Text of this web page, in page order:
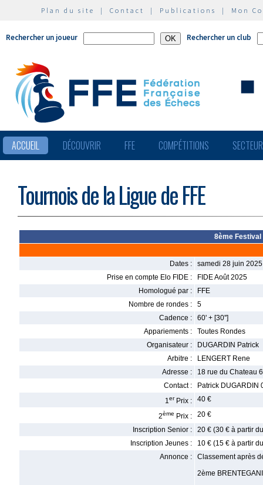
Plan du site | Contact | Publications | Mon
Rechercher un joueur Rechercher un club
ACCUEIL DÉCOUVRIR FFE COMPÉTITIONS
Tournois de la Ligue de FFE
8ème Festival
Dates :
samedi 28 juin
Prise en compte Elo FIDE :
FIDE Août 2025
Homologué par :
FFE
Nombre de rondes :
5
Cadence :
60' + [30'']
Appariements :
Toutes Rondes
Organisateur :
DUGARDIN Patrick
Arbitre :
LENGERT Rene
Adresse :
18 rue du Chateau
Contact :
Patrick DUGARDIN
1er Prix : 40 €
2ème Prix :
20 €
Inscription Senior :
20 € (30 € à partir
Inscription Jeunes :
10 € (15 € à partir
Annonce :
Classement après
2ème